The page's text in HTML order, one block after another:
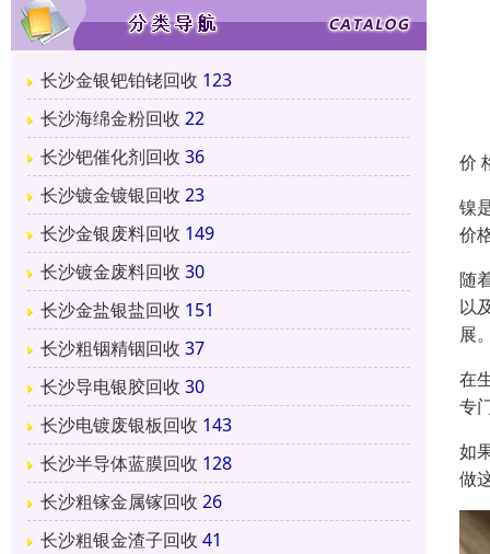
长沙金银钯铂铑回收 123
长沙海绵金粉回收 22
长沙钯催化剂回收 36
长沙镀金镀银回收 23
长沙金银废料回收 149
长沙镀金废料回收 30
长沙金盐银盐回收 151
长沙粗铟精铟回收 37
长沙导电银胶回收 30
长沙电镀废银板回收 143
长沙半导体蓝膜回收 128
长沙粗镓金属镓回收 26
长沙粗银金渣子回收 41
价
镍
价
随
以
展
在
专
如
做